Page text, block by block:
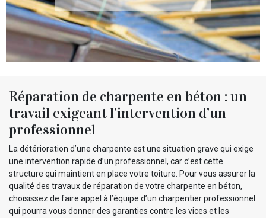
Réparation de charpente en béton : un
travail exigeant l’intervention d’un
professionnel
La détérioration d’une charpente est une situation grave qui exige
une intervention rapide d’un professionnel, car c’est cette
structure qui maintient en place votre toiture. Pour vous assurer la
qualité des travaux de réparation de votre charpente en béton,
choisissez de faire appel à l’équipe d’un charpentier professionnel
qui pourra vous donner des garanties contre les vices et les